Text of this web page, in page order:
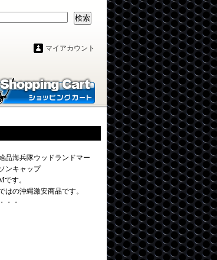
検索
マイアカウント
品海兵隊ウッドランドマー
ンキャップ
す。
はの沖縄激安商品です。
・・